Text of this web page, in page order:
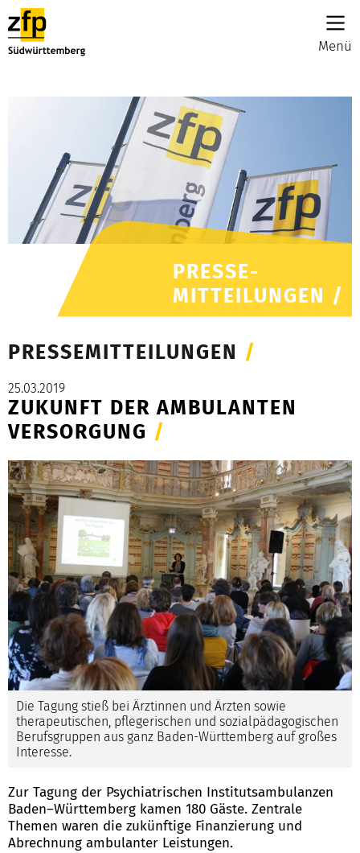
Menü
PRESSE-
MITTEILUNGEN /
PRESSEMITTEILUNGEN /
25.03.2019
ZUKUNFT DER AMBULANTEN
VERSORGUNG /
Die Tagung stieß bei Ärztinnen und Ärzten sowie
therapeutischen, pflegerischen und sozialpädagogischen
Berufsgruppen aus ganz Baden-Württemberg auf großes
Interesse.
Zur Tagung der Psychiatrischen Institutsambulanzen
Baden–Württemberg kamen 180 Gäste. Zentrale
Themen waren die zukünftige Finanzierung und
Abrechnung ambulanter Leistungen.